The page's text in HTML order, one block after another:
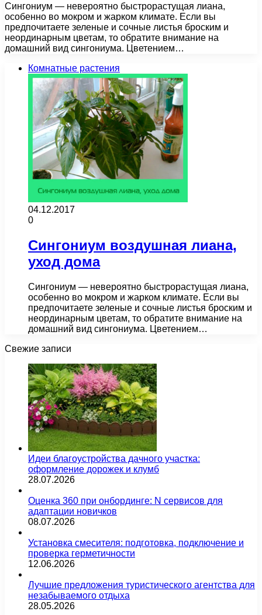
Сингониум — невероятно быстрорастущая лиана,
особенно во мокром и жарком климате. Если вы
предпочитаете зеленые и сочные листья броским и
неординарным цветам, то обратите внимание на
домашний вид сингониума. Цветением…
Комнатные растения
04.12.2017
0
Сингониум воздушная лиана,
уход дома
Сингониум — невероятно быстрорастущая лиана,
особенно во мокром и жарком климате. Если вы
предпочитаете зеленые и сочные листья броским и
неординарным цветам, то обратите внимание на
домашний вид сингониума. Цветением…
Свежие записи
Идеи благоустройства дачного участка:
оформление дорожек и клумб
28.07.2026
Оценка 360 при онбординге: N сервисов для
адаптации новичков
08.07.2026
Установка смесителя: подготовка, подключение и
проверка герметичности
12.06.2026
Лучшие предложения туристического агентства для
незабываемого отдыха
28.05.2026